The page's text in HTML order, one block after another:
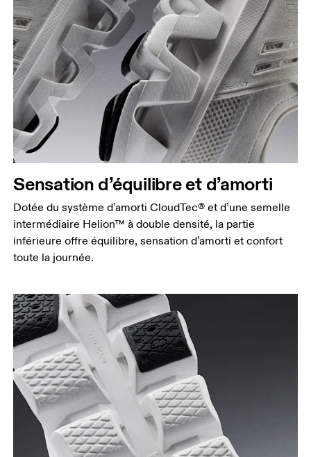
Sensation d’équilibre et d’amorti
Dotée du système d’amorti CloudTec® et d’une semelle
intermédiaire Helion™ à double densité, la partie
inférieure offre équilibre, sensation d’amorti et confort
toute la journée.